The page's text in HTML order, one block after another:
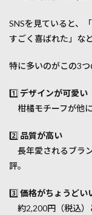
SNSを見ていると、
すごく喜ばれた」な
特に多いのがこの3つ
1️⃣ デザインが可愛い
柑橘モチーフが他
2️⃣ 品質が高い
長年愛されるブラ
評。
3️⃣ 価格がちょうどい
約2,200円（税込）